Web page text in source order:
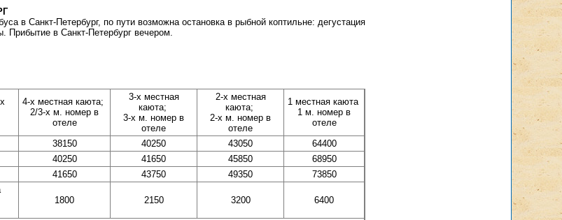
в Санкт-Петербург, по пути возможна остановка в рыбной коптильне: дегустация
Прибытие в Санкт-Петербург вечером.
4-х местная каюта;
2/3-х м. номер в
отеле
3-х местная
каюта;
3-х м. номер в
отеле
2-х местная
каюта;
2-х м. номер в
отеле
1 местная каюта
1 м. номер в
отеле
38150 40250 43050
64400
40250 41650 45850
68950
41650 43750 49350
73850
1800 2150 3200 6400